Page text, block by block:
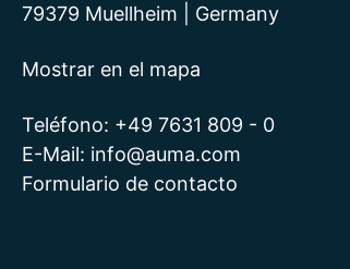
79379 Muellheim | Germany
Mostrar en el mapa
Teléfono: +49 7631 809 - 0
E-Mail: info@auma.com
Formulario de contacto